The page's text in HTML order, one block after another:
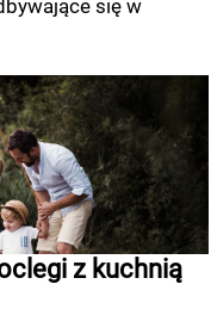
się w
z kuchnią